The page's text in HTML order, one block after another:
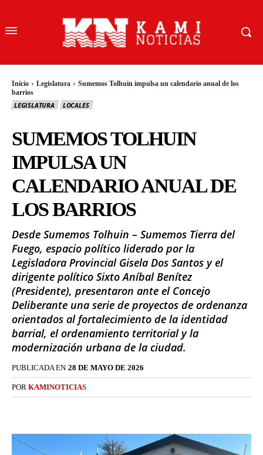
Inicio Legislatura
Sumemos Tolhuin impulsa un calendario anual de los
barrios
LEGISLATURA LOCALES
SUMEMOS TOLHUIN
IMPULSA UN
CALENDARIO ANUAL DE
LOS BARRIOS
Desde Sumemos Tolhuin – Sumemos Tierra del
Fuego, espacio político liderado por la
Legisladora Provincial Gisela Dos Santos y el
dirigente político Sixto Aníbal Benítez
(Presidente), presentaron ante el Concejo
Deliberante una serie de proyectos de ordenanza
orientados al fortalecimiento de la identidad
barrial, el ordenamiento territorial y la
modernización urbana de la ciudad.
PUBLICADA EN 28 DE MAYO DE 2026
POR KAMINOTICIAS